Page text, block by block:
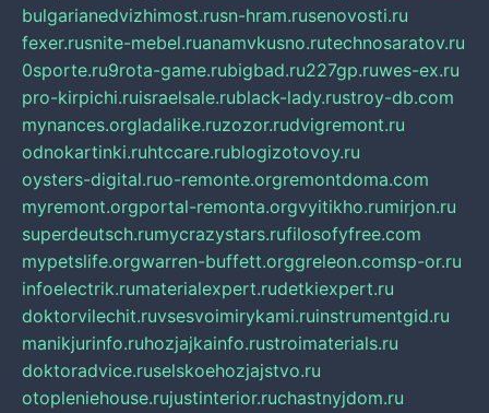
bulgarianedvizhimost.rusn-hram.rusenovosti.ru
fexer.rusnite-mebel.ruanamvkusno.rutechnosaratov.ru
0sporte.ru9rota-game.rubigbad.ru227gp.ruwes-ex.ru
pro-kirpichi.ruisraelsale.rublack-lady.rustroy-db.com
mynances.orgladalike.ruzozor.rudvigremont.ru
odnokartinki.ruhtccare.rublogizotovoy.ru
oysters-digital.ruo-remonte.orgremontdoma.com
myremont.orgportal-remonta.orgvyitikho.rumirjon.ru
superdeutsch.rumycrazystars.rufilosofyfree.com
mypetslife.orgwarren-buffett.orggreleon.comsp-or.ru
infoelectrik.rumaterialexpert.rudetkiexpert.ru
doktorvilechit.ruvsesvoimirykami.ruinstrumentgid.ru
manikjurinfo.ruhozjajkainfo.rustroimaterials.ru
doktoradvice.ruselskoehozjajstvo.ru
otopleniehouse.rujustinterior.ruchastnyjdom.ru